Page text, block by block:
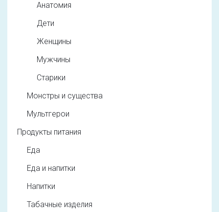
Анатомия
Дети
Женщины
Мужчины
Старики
Монстры и существа
Мультгерои
Продукты питания
Еда
Еда и напитки
Напитки
Табачные изделия